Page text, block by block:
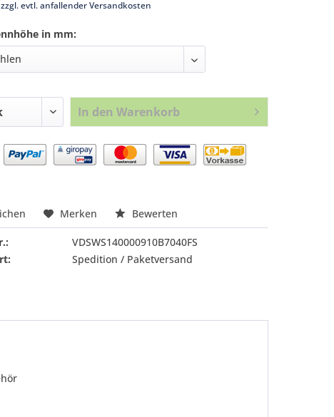
zzgl. evtl. anfallender Versandkosten
in mm:
In den Warenkorb
Merken Bewerten
VDSWS140000910B7040FS
Spedition / Paketversand